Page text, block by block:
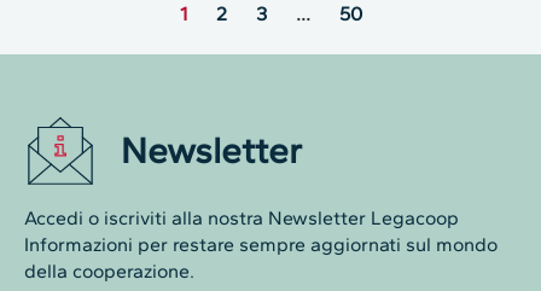
1 2 3 … 50
Newsletter
Accedi o iscriviti alla nostra Newsletter Legacoop
Informazioni per restare sempre aggiornati sul mondo
della cooperazione.